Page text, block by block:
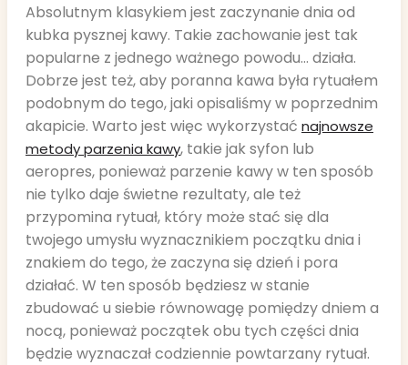
Absolutnym klasykiem jest zaczynanie dnia od
kubka pysznej kawy. Takie zachowanie jest tak
popularne z jednego ważnego powodu… działa.
Dobrze jest też, aby poranna kawa była rytuałem
podobnym do tego, jaki opisaliśmy w poprzednim
akapicie. Warto jest więc wykorzystać najnowsze
metody parzenia kawy, takie jak syfon lub
aeropres, ponieważ parzenie kawy w ten sposób
nie tylko daje świetne rezultaty, ale też
przypomina rytuał, który może stać się dla
twojego umysłu wyznacznikiem początku dnia i
znakiem do tego, że zaczyna się dzień i pora
działać. W ten sposób będziesz w stanie
zbudować u siebie równowagę pomiędzy dniem a
nocą, ponieważ początek obu tych części dnia
będzie wyznaczał codziennie powtarzany rytuał.